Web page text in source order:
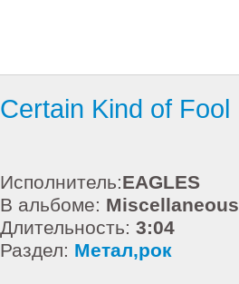
Certain Kind of Fool
Исполнитель:EAGLES
В альбоме: Miscellaneous
Длительность: 3:04
Раздел: Метал,рок